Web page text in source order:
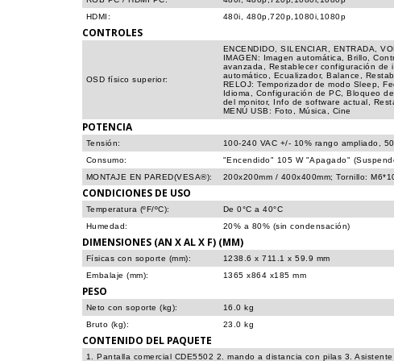
HDMI:
480i, 480p,720p,1080i,1080p
CONTROLES
OSD físico superior:
ENCENDIDO, SILENCIAR, ENTRADA,
IMAGEN: Imagen automática, Brillo,
avanzada, Restablecer configuración de
automático, Ecualizador, Balance,
RELOJ: Temporizador de modo Sleep,
Idioma, Configuración de PC, Bloqueo
del monitor, Info de software actual,
MENÚ USB: Foto, Música, Cine
POTENCIA
Tensión:
100-240 VAC +/- 10% rango ampliado,
Consumo:
"Encendido" 105 W "Apagado"
MONTAJE EN PARED(VESA®):
200x200mm / 400x400mm; Tornillo:
CONDICIONES DE USO
Temperatura (ºF/ºC):
De 0°C a 40°C
Humedad:
20% a 80% (sin condensación)
DIMENSIONES (AN X AL X F) (MM)
Físicas con soporte (mm):
1238.6 x 711.1 x 59.9 mm
Embalaje (mm):
1365 x864 x185 mm
PESO
Neto con soporte (kg):
16.0 kg
Bruto (kg):
23.0 kg
CONTENIDO DEL PAQUETE
1. Pantalla comercial CDE5502 2. mando a distancia con pilas 3.